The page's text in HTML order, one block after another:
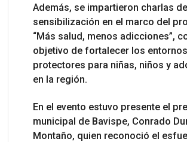
Además, se impartieron charlas de
sensibilización en el marco del
“Más salud, menos adicciones”,
objetivo de fortalecer los entornos
protectores para niñas, niños y
en la región.
En el evento estuvo presente el
municipal de Bavispe, Conrado
Montaño, quien reconoció el